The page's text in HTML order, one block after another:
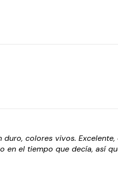
colores vivos.
el tiempo que decía, así